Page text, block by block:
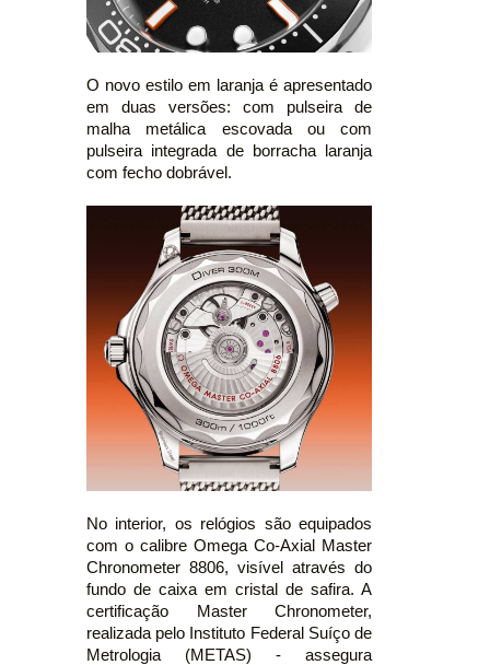
O novo estilo em laranja é apresentado
em duas versões: com pulseira de
malha metálica escovada ou com
pulseira integrada de borracha laranja
com fecho dobrável.
No interior, os relógios são equipados
com o calibre Omega Co-Axial Master
Chronometer 8806, visível através do
fundo de caixa em cristal de safira. A
certificação Master Chronometer,
realizada pelo Instituto Federal Suíço de
Metrologia (METAS) - assegura